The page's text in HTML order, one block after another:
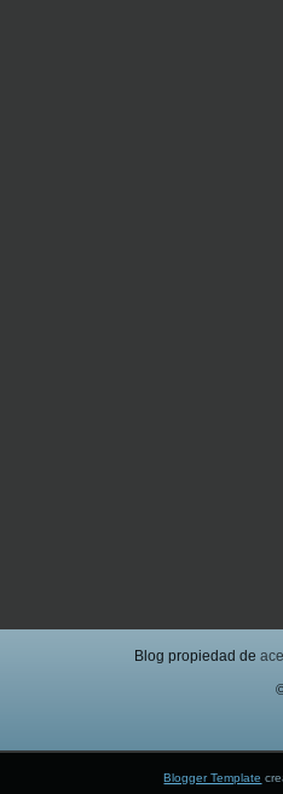
Blog propiedad de
Blogger Template